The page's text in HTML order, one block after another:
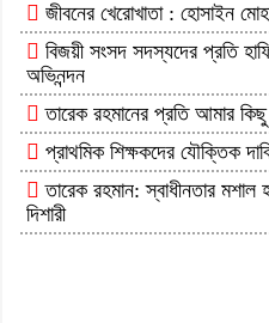
জীবনের খেরোখাতা : হোসাইন
বিজয়ী সংসদ সদস্যদের প্রতি
অভিনন্দন
তারেক রহমানের প্রতি আমার
প্রাথমিক শিক্ষকদের যৌক্তিক
তারেক রহমান: স্বাধীনতার মশাল
দিশারী